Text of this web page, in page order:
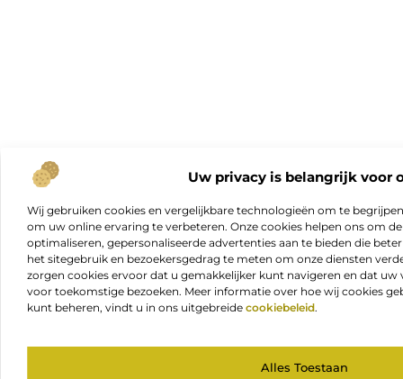
Uw privacy is belangrijk voor
Wij gebruiken cookies en vergelijkbare technologieën om te
om uw online ervaring te verbeteren. Onze cookies helpen ons om
optimaliseren, gepersonaliseerde advertenties aan te bieden die
het sitegebruik en bezoekersgedrag te meten om onze diensten
zorgen cookies ervoor dat u gemakkelijker kunt navigeren en dat
voor toekomstige bezoeken. Meer informatie over hoe wij cookies
kunt beheren, vindt u in ons uitgebreide cookiebeleid.
Alles Toestaan